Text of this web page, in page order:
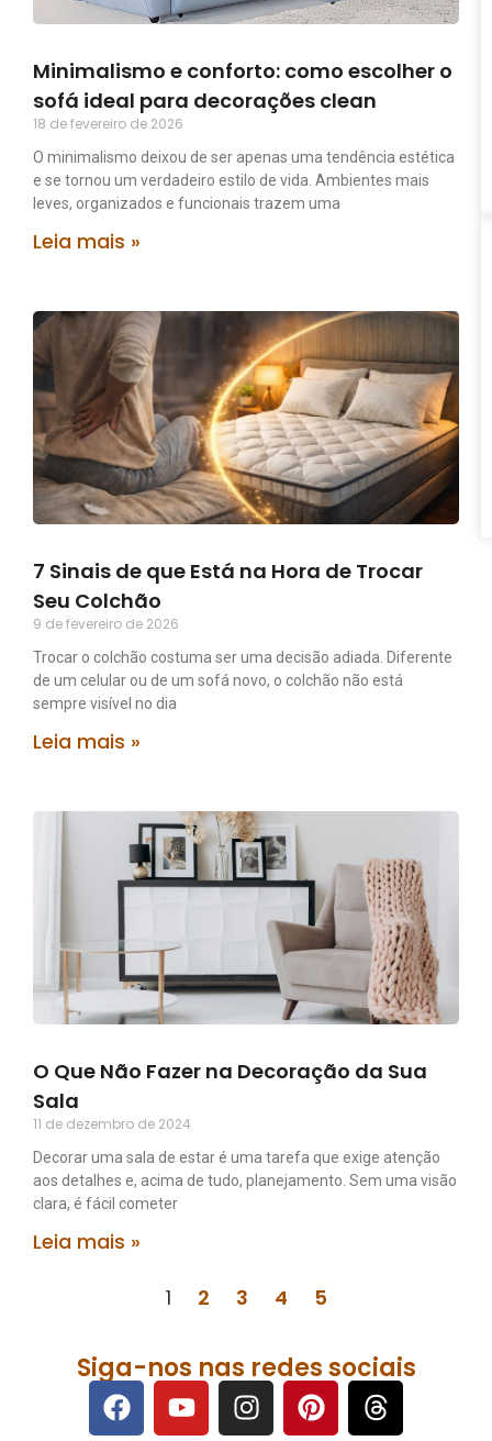
Minimalismo e conforto: como escolher o
sofá ideal para decorações clean
18 de fevereiro de 2026
O minimalismo deixou de ser apenas uma tendência estética
e se tornou um verdadeiro estilo de vida. Ambientes mais
leves, organizados e funcionais trazem uma
Leia mais »
7 Sinais de que Está na Hora de Trocar
Seu Colchão
9 de fevereiro de 2026
Trocar o colchão costuma ser uma decisão adiada. Diferente
de um celular ou de um sofá novo, o colchão não está
sempre visível no dia
Leia mais »
O Que Não Fazer na Decoração da Sua
Sala
11 de dezembro de 2024
Decorar uma sala de estar é uma tarefa que exige atenção
aos detalhes e, acima de tudo, planejamento. Sem uma visão
clara, é fácil cometer
Leia mais »
1 2 3 4 5
Siga-nos nas redes sociais